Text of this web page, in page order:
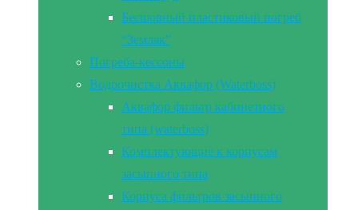
Бесшовный пластиковый погреб
“Земляк”
Погреба-кессоны
Водоочистка Аквафор (Waterboss)
Аквафор фильтр кабинетного
типа (waterboss)
Комплектующие к корпусам
засыпного типа
Корпуса фильтров засыпного